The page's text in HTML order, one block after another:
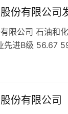
份有限公司
限公司 石油和
先进B级 56.67
份有限公司